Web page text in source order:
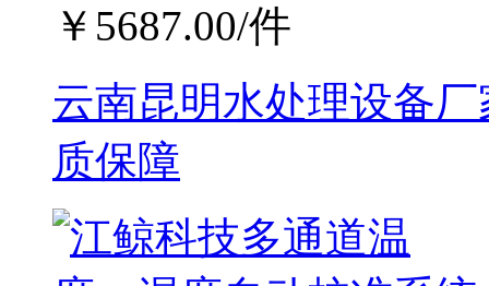
￥ 5687.00/件
云南昆明水处理设备
质保障